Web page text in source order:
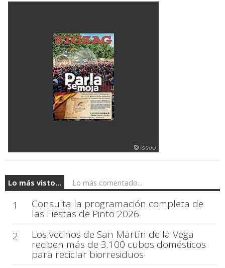
Lo más visto... Lo más comentado...
1 Consulta la programación completa de
las Fiestas de Pinto 2026
2
Los vecinos de San Martín de la Vega
reciben más de 3.100 cubos domésticos
para reciclar biorresiduos